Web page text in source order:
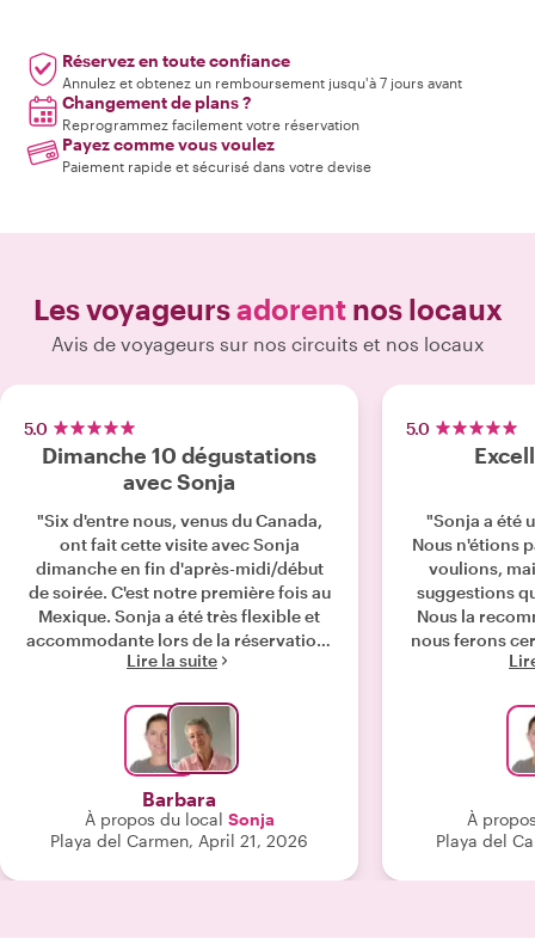
Réservez en toute confiance
Annulez et obtenez un remboursement jusqu'à 7 jours avant
Changement de plans ?
Reprogrammez facilement votre réservation
Payez comme vous voulez
Paiement rapide et sécurisé dans votre devise
Les voyageursadorentnos locaux
Avis de voyageurs sur nos circuits et nos locaux
5.0
Dimanche 10 dégustations
avec Sonja
"Six d'entre nous, venus du Canada,
ont fait cette visite avec Sonja
dimanche en fin d'après-midi/début
de soirée. C'est notre première fois au
Mexique. Sonja a été très flexible et
accommodante lors de la réservation.
Elle est venue nous chercher à notre
donné une leçon d'histoire en route
vers PDC et, après nous être garés,
nous avons marché jusqu'à la marina
où des rituels de danse de la pluie
étaient exécutés - très
impressionnant. Nous avons
découvert la 5ème Avenue et avons
apprécié du chocolat local (une vraie
Lire la suite
Barbara
À propos du local Sonja
Playa del Carmen, April 21, 2026
5.0
"Sonja a été
Nous n'étions
voulions,
suggestions
Nous la
nous ferons
À
Playa del